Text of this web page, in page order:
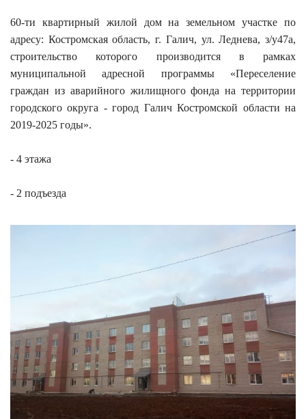
60-ти квартирный жилой дом на земельном участке по
адресу: Костромская область, г. Галич, ул. Леднева, з/у47а,
строительство которого производится в рамках
муниципальной адресной программы «Переселение
граждан из аварийного жилищного фонда на территории
городского округа - город Галич Костромской области на
2019-2025 годы».
- 4 этажа
- 2 подъезда